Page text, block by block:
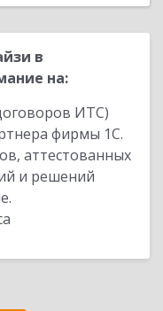
в
на:
ИТС)
фирмы 1С.
аттестованных
и решений